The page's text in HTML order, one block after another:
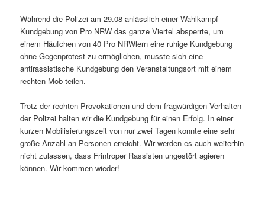
Während die Polizei am 29.08 anlässlich einer Wahlkampf-
Kundgebung von Pro NRW das ganze Viertel absperrte, um
einem Häufchen von 40 Pro NRWlern eine ruhige Kundgebung
ohne Gegenprotest zu ermöglichen, musste sich eine
antirassistische Kundgebung den Veranstaltungsort mit einem
rechten Mob teilen.
Trotz der rechten Provokationen und dem fragwürdigen Verhalten
der Polizei halten wir die Kundgebung für einen Erfolg. In einer
kurzen Mobilisierungszeit von nur zwei Tagen konnte eine sehr
große Anzahl an Personen erreicht. Wir werden es auch weiterhin
nicht zulassen, dass Frintroper Rassisten ungestört agieren
können. Wir kommen wieder!